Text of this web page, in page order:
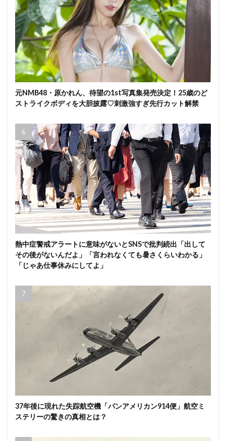
元NMB48・原かれん、待望の1st写真集発売決定！25歳のど
ストライクボディを大胆披露♡刺激強すぎ先行カット解禁
熱中症警戒アラートに意味がないとSNSで批判続出「出して
その後がないんだよ」「言われなくても暑さくらいわかる」
「じゃあ仕事休みにしてよ」
37年後に現れた失踪航空機「パンアメリカン914便」航空ミ
ステリーの驚きの真相とは？